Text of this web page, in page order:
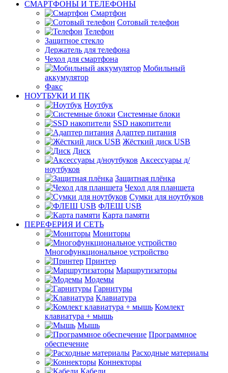
СМАРТФОНЫ И ТЕЛЕФОНЫ
Смартфон
Сотовый телефон
Телефон
Защитное стекло
Держатель для телефона
Чехол для смартфона
Мобильный
аккумулятор
Факс
НОУТБУКИ И ПК
Ноутбук
Системные блоки
SSD накопители
Адаптер питания
Жёсткий диск USB
Диск
Аксессуары д/
ноутбуков
Защитная плёнка
Чехол для планшета
Сумки для ноутбуков
ФЛЕШ USB
Карта памяти
ПЕРЕФЕРИЯ И СЕТЬ
Мониторы
Многофункциональное устройство
Принтер
Маршрутизаторы
Модемы
Гарнитуры
Клавиатура
Комлект
клавиатура + мышь
Мышь
Программное
обеспечение
Расходные материалы
Коннекторы
Кабели